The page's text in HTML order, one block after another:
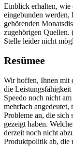
Einblick erhalten, wie
eingebunden
gehörenden
zugehörigen Quellen.
Stelle leider nicht
Resümee
Wir hoffen, Ihnen mit
die Leistungsfähigkeit
Speedo noch nicht
mehrfach
Probleme an, die sich
gezeigt haben.
derzeit noch nicht
Produktpolitik ab,